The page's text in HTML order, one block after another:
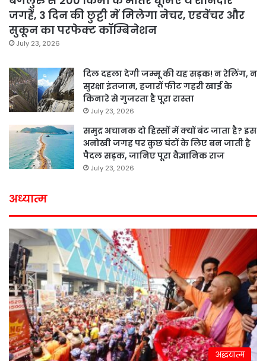
जगहें, 3 दिन की छुट्टी में मिलेगा नेचर, एडवेंचर और
सुकून का परफेक्ट कॉम्बिनेशन
July 23, 2026
दिल दहला देगी जम्मू की यह सड़क! न रेलिंग, न
सुरक्षा इंतजाम, हजारों फीट गहरी खाई के
किनारे से गुजरता है पूरा रास्ता
July 23, 2026
समुद्र अचानक दो हिस्सों में क्यों बंट जाता है? इस
अनोखी जगह पर कुछ घंटों के लिए बन जाती है
पैदल सड़क, जानिए पूरा वैज्ञानिक राज
July 23, 2026
अध्यात्म
अद्धयात्म